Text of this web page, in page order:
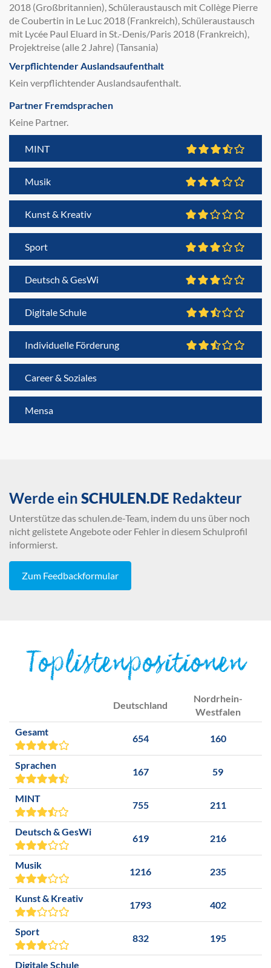
2018 (Großbritannien), Schüleraustausch mit Collège Pierre
de Coubertin in Le Luc 2018 (Frankreich), Schüleraustausch
mit Lycée Paul Eluard in St.-Denis/Paris 2018 (Frankreich),
Projektreise (alle 2 Jahre) (Tansania)
Verpflichtender Auslandsaufenthalt
Kein verpflichtender Auslandsaufenthalt.
Partner Fremdsprachen
Keine Partner.
MINT
Musik
Kunst & Kreativ
Sport
Deutsch & GesWi
Digitale Schule
Individuelle Förderung
Career & Soziales
Mensa
Werde ein SCHULEN.DE Redakteur
Unterstütze das schulen.de-Team, indem du uns über noch
nicht gelistete Angebote oder Fehler in diesem Schulprofil
informierst.
Zum Feedbackformular
Toplistenpositionen
Deutschland
Nordrhein-
Westfalen
Gesamt
654 160
Sprachen
167 59
MINT
755 211
Deutsch & GesWi
619 216
Musik
1216 235
Kunst & Kreativ
1793 402
Sport
832 195
Digitale Schule